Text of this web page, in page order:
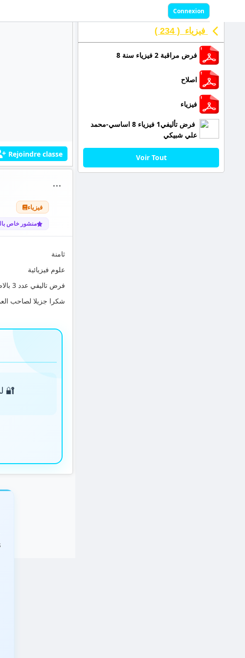
Connexion
فرض مراقبة 2 فيزياء سنة 8
اصلاح
فيزياء
فرض تأليفي1 فيزياء 8 اساسي-محمد
علي شبيكي
Voir Tout
Rejoindre classe
فيزياء
منشور خاص
⋯
ثامنة
علوم فيزيائية
فرض تاليفي عدد 3 بالاصلاح
شكرا جزيلا لصاحب
🔐